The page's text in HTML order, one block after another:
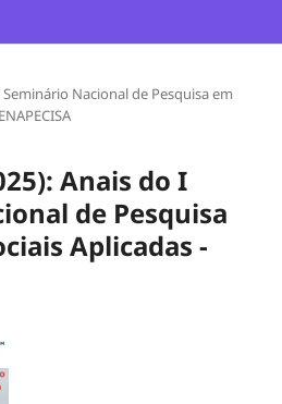
Nacional de Pesquisa em
Anais do I
de Pesquisa
Aplicadas -